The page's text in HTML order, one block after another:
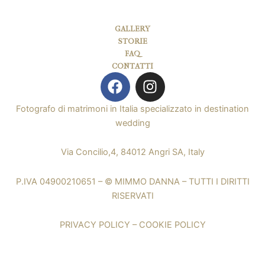
GALLERY
STORIE
FAQ
CONTATTI
F
a
c
e
o
k
I
n
s
t
g
a
m
Fotografo di matrimoni in Italia specializzato in destination
wedding
Via Concilio,4, 84012 Angri SA, Italy
P.IVA 04900210651 – © MIMMO DANNA –TUTTI I DIRITTI
RISERVATI
PRIVACY POLICY – COOKIE POLICY